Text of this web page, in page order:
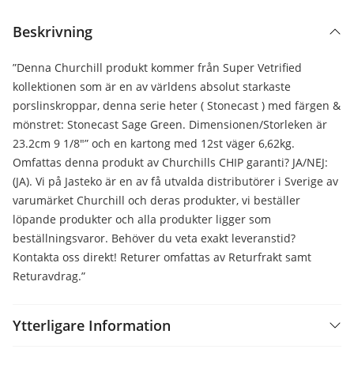
Beskrivning
”Denna Churchill produkt kommer från Super Vetrified
kollektionen som är en av världens absolut starkaste
porslinskroppar, denna serie heter ( Stonecast ) med färgen &
mönstret: Stonecast Sage Green. Dimensionen/Storleken är
23.2cm 9 1/8″” och en kartong med 12st väger 6,62kg.
Omfattas denna produkt av Churchills CHIP garanti? JA/NEJ:
(JA). Vi på Jasteko är en av få utvalda distributörer i Sverige av
varumärket Churchill och deras produkter, vi beställer
löpande produkter och alla produkter ligger som
beställningsvaror. Behöver du veta exakt leveranstid?
Kontakta oss direkt! Returer omfattas av Returfrakt samt
Returavdrag.”
Ytterligare Information